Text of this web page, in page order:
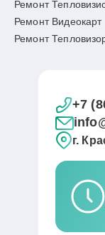
Ремонт
Ремонт Видеокарт
Ремонт
+7
г.